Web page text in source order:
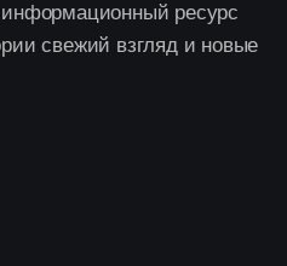
информационный ресурс
свежий взгляд и новые